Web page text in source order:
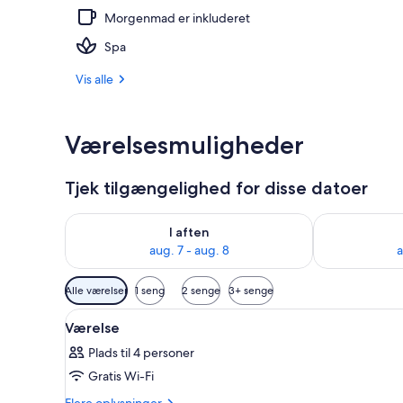
Morgenmad er inkluderet
Spa
Vis alle
Værelsesmuligheder
Tjek tilgængelighed for disse datoer
I aften
aug. 7 - aug. 8
Tjek tilgængelighed for i aften aug. 7 - aug. 8
Tjek
Tilgængelige
filtre
for
Alle værelser 1 seng 2 senge 3+ senge
Indlæs
alle
billeder
af
Et hotelværelse med to
5
Værelse
Plads til 4 personer
Gratis Wi-Fi